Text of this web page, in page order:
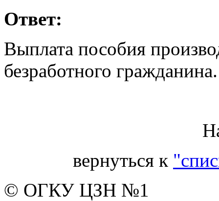
Ответ:
Выплата пособия
безработного гражданина.
вернуться к
© ОГКУ ЦЗН №1